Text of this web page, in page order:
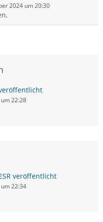
2024 um 20:30
22:28
veröffentlicht
22:34